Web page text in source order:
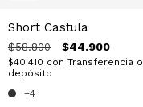
Short Castula
$58.800 $44.900
$40.410 con Transferencia o
depósito
+4